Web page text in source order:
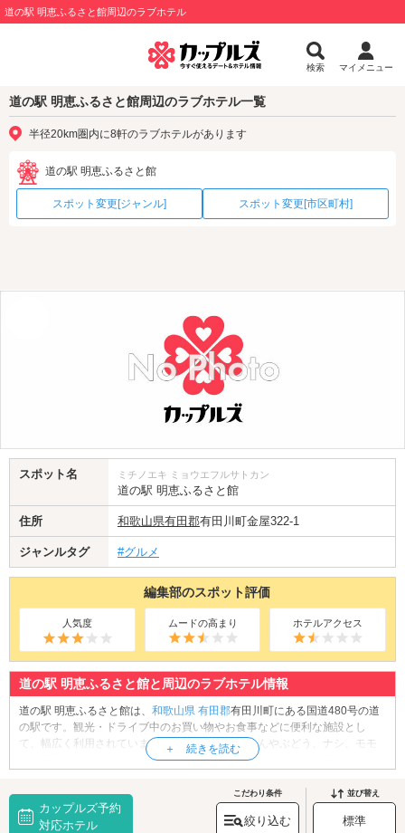
道の駅 明恵ふるさと館周辺のラブホテル
検索 マイメニュー
道の駅 明恵ふるさと館周辺のラブホテル一覧
半径20km圏内に8軒のラブホテルがあります
道の駅 明恵ふるさと館
スポット変更[ジャンル] スポット変更[市区町村]
スポット名 ミチノエキ ミョウエフルサトカン
道の駅 明恵ふるさと館
住所 和歌山県有田郡有田川町金屋322-1
ジャンルタグ #グルメ
編集部のスポット評価
人気度 ムードの高まり ホテルアクセス
道の駅 明恵ふるさと館と周辺のラブホテル情報
道の駅 明恵ふるさと館は、 和歌山県 有田郡有田川町にある国道480号の道
の駅です。観光・ドライブ中のお買い物やお食事などに便利な施設とし
て、幅広く利用されています。敷地内には、みかんやぶどう、ナシ、モモ
等、四季折々の新鮮な果物や野菜を販売しているショップ、自家製パンを
ーは地元でも「美味しい」と評判で、遠方からこちらのパンを求めて訪れ
る方もいるそうです。ドライブデート中の休憩がてら、お買い物をお楽し
みください。
カップルズ予約
対応ホテル
こだわり条件
絞り込む
並び替え
標準